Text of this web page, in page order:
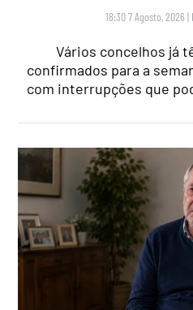
18:30 7 Agosto, 2026 |
Vários concelhos já
confirmados para a
com interrupções que